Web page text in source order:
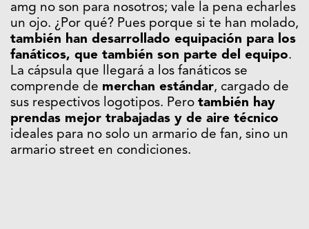
amg no son para nosotros; vale la pena echarles
un ojo. ¿Por qué? Pues porque si te han molado,
también han desarrollado equipación para los
fanáticos, que también son parte del equipo.
La cápsula que llegará a los fanáticos se
comprende de merchan estándar, cargado de
sus respectivos logotipos. Pero también hay
prendas mejor trabajadas y de aire técnico
ideales para no solo un armario de fan, sino un
armario street en condiciones.